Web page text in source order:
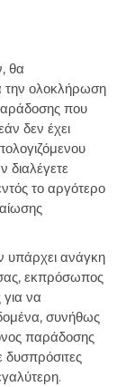
θα
την ολοκλήρωση
που
δεν έχει
διαλέγετε
το αργότερο
υπάρχει ανάγκη
εκπρόσωπος
για να
συνήθως
παράδοσης
δυσπρόσιτες